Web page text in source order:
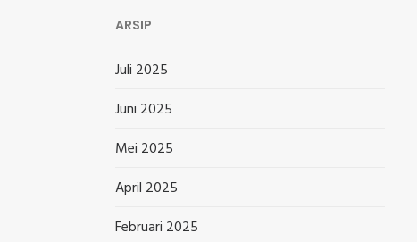
ARSIP
Juli 2025
Juni 2025
Mei 2025
April 2025
Februari 2025